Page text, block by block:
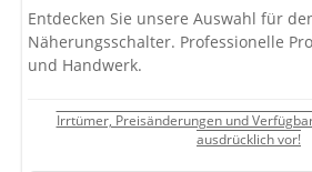
Entdecken Sie unsere Auswahl für
Näherungsschalter. Professionelle
und Handwerk.
Irrtümer, Preisänderungen und
ausdrücklich vor!